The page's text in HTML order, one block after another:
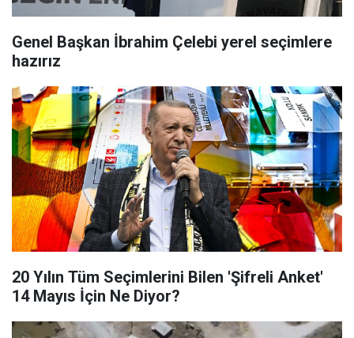
Genel Başkan İbrahim Çelebi yerel seçimlere
hazırız
20 Yılın Tüm Seçimlerini Bilen 'Şifreli Anket'
14 Mayıs İçin Ne Diyor?